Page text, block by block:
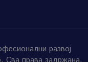
развој
Сва права задржана.